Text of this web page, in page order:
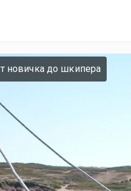
новичка до шкипера